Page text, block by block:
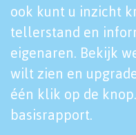
ook kunt u inzicht
tellerstand en
eigenaren. Bekijk
wilt zien en
één klik op de
basisrapport.